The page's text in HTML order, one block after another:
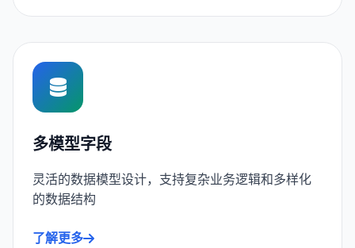
多模型字段
灵活的数据模型设计，支持复杂业务逻辑和多样化
的数据结构
了解更多